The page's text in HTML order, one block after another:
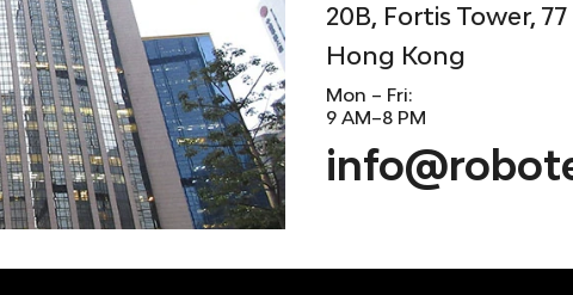
20B, Fortis Tower,
Hong Kong
Mon – Fri:
9 AM–8 PM